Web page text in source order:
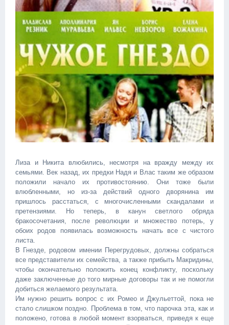
Лиза и Никита влюбились, несмотря на вражду между их
семьями. Век назад, их предки Надя и Влас таким же образом
положили начало их противостоянию. Они тоже были
влюбленными, но из-за действий одного дворянина им
пришлось расстаться, с многочисленными скандалами и
претензиями. Но теперь, в канун светлого обряда
бракосочетания, после революции и множество потерь, у
обоих родов появилась возможность начать все с чистого
листа.
В Гнезде, родовом имении Перегрудовых, должны собраться
все представители их семейства, а также прибыть Макридины,
чтобы окончательно положить конец конфликту, поскольку
даже заключенные до того мирные договоры так и не помогли
добиться желаемого результата.
Им нужно решить вопрос с их Ромео и Джульеттой, пока не
стало слишком поздно. Проблема в том, что парочка эта, как и
положено, готова в любой момент взорваться, приведя к еще